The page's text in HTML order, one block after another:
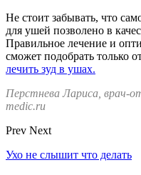
Не стоит забывать, что
для ушей позволено в
Правильное лечение и
сможет подобрать только
лечить зуд в ушах.
Перстнева Лариса, врач-
medic.ru
Prev Next
Ухо не слышит что делать